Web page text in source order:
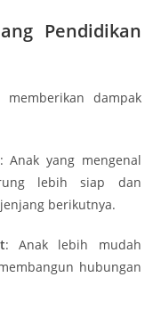
Pendidikan
dampak
: Anak yang mengenal
lebih siap dan
berikutnya.
: Anak lebih mudah
hubungan